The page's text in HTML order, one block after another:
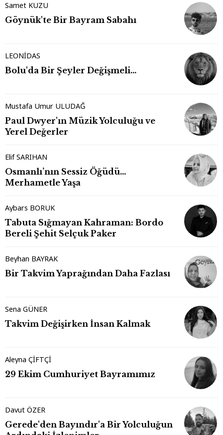
Samet KUZU
Göynük'te Bir Bayram Sabahı
LEONİDAS
Bolu'da Bir Şeyler Değişmeli…
Mustafa Umur ULUDAĞ
Paul Dwyer'ın Müzik Yolculuğu ve
Yerel Değerler
Elif SARIHAN
Osmanlı’nın Sessiz Öğüdü…
Merhametle Yaşa
Aybars BORUK
Tabuta Sığmayan Kahraman: Bordo
Bereli Şehit Selçuk Paker
Beyhan BAYRAK
Bir Takvim Yaprağından Daha Fazlası
Sena GÜNER
Takvim Değişirken İnsan Kalmak
Aleyna ÇİFTÇİ
29 Ekim Cumhuriyet Bayramımız
Davut ÖZER
Gerede'den Bayındır'a Bir Yolculuğun